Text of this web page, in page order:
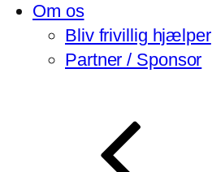
Om os
Bliv frivillig hjælper
Partner / Sponsor